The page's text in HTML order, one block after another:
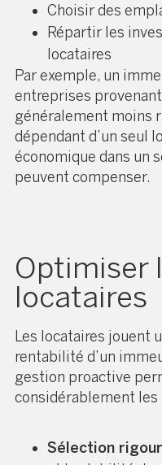
Choisir des
Répartir les
locataires
Par exemple, un
entreprises
généralement moins
dépendant d’un seul
économique dans un
peuvent compenser.
Optimiser
locataires
Les locataires jouent
rentabilité d’un
gestion proactive
considérablement les
Sélection